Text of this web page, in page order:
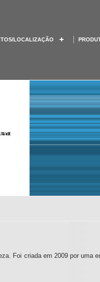
LOCALIZAÇÃO
Foi criada em 2009 por uma